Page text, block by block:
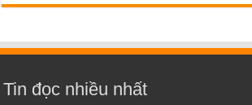
Tin đọc nhiều nhất